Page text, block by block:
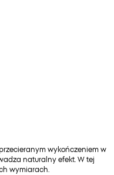
wykończeniem w
naturalny efekt. W tej
wymiarach.